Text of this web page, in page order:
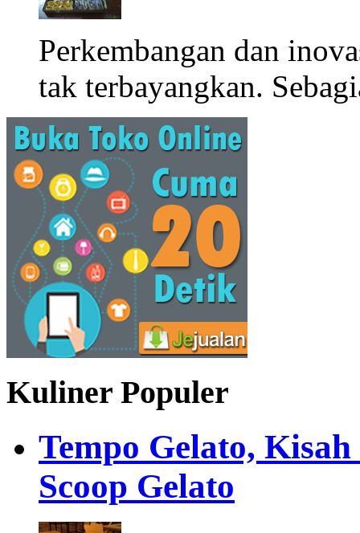
Perkembangan dan
tak terbayangkan.
Kuliner Populer
Tempo Gelato,
Scoop Gelato